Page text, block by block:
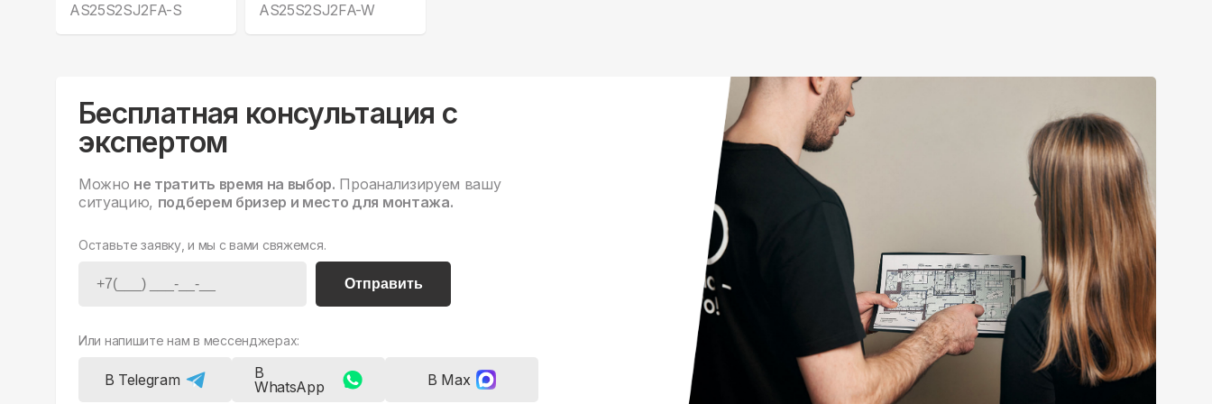
AS25S2SJ2FA-S
AS25S2SJ2FA-W
Бесплатная консультация с
экспертом
Можно не тратить время на выбор. Проанализируем вашу
ситуацию, подберем бризер и место для монтажа.
Оставьте заявку, и мы с вами свяжемся.
Отправить
Или напишите нам в мессенджерах:
В Telegram
В
WhatsApp
В Max